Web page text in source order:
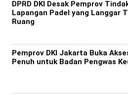
DPRD DKI Desak Pemprov
Lapangan Padel yang Langgar
Ruang
Pemprov DKI Jakarta Buka
Penuh untuk Badan Pengwas